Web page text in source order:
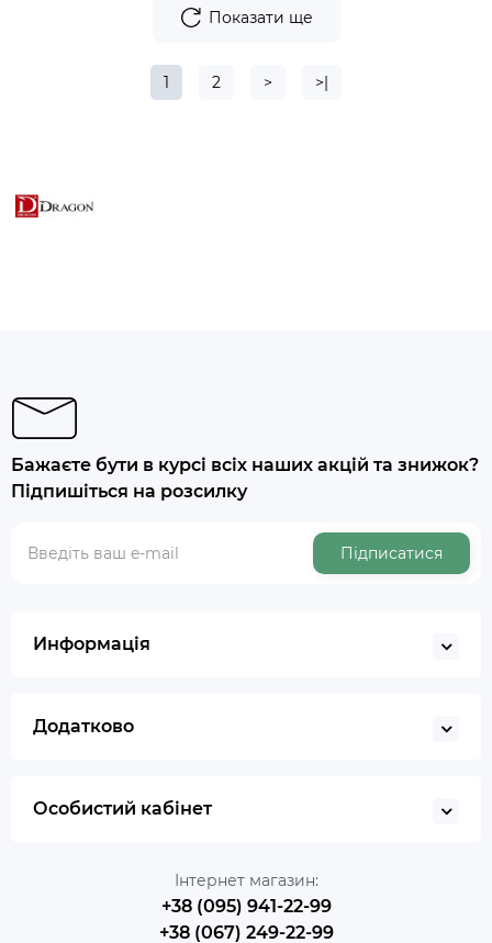
Показати ще
1 2 > >|
Бажаєте бути в курсі всіх наших акцій та знижок?
Підпишіться на розсилку
Підписатися
Информація
Додатково
Особистий кабінет
Інтернет магазин:
+38 (095) 941-22-99
+38 (067) 249-22-99